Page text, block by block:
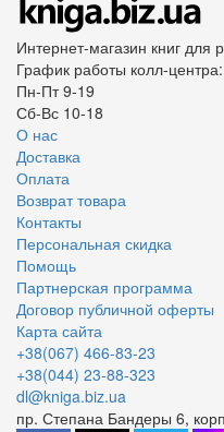
Интернет-магазин книг для
График работы колл-центра:
Пн-Пт 9-19
Сб-Вс 10-18
О нас
Доставка
Оплата
Возврат товара
Контакты
Персональная скидка
Помощь
Партнерская программа
Договор публичной оферты
Карта сайта
+38(067) 466-83-23
+38(044) 23-88-323
dl@kniga.biz.ua
пр. Степана Бандеры 6,